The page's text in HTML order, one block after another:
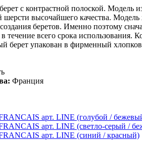
c контрастной полоской.
шерсти высочайшего качества.
беретов. Именно поэтому
течение всего срока использования.
берет упакован в фирменный
Франция